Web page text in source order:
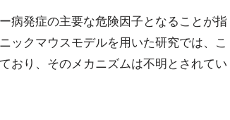
病発症の主要な危険因子となることが指
ックマウスモデルを用いた研究では、こ
おり、そのメカニズムは不明とされてい